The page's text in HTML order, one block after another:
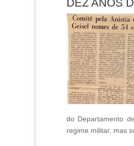
DEZ ANOS
do Departamento
regime militar, mas